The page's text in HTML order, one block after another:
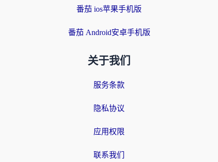
番茄 ios苹果手机版
番茄 Android安卓手机版
关于我们
服务条款
隐私协议
应用权限
联系我们